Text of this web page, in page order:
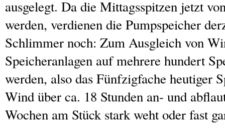
ausgelegt. Da die Mittagsspitzen jetzt
werden, verdienen die Pumpspeicher
Schlimmer noch: Zum Ausgleich von
Speicheranlagen auf mehrere hundert
werden, also das Fünfzigfache heutiger
Wind über ca. 18 Stunden an- und
Wochen am Stück stark weht oder fast